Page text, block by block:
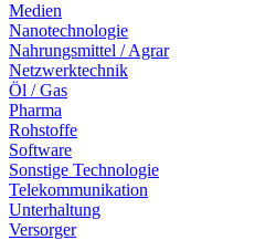
Medien
Nanotechnologie
Nahrungsmittel / Agrar
Netzwerktechnik
Öl / Gas
Pharma
Rohstoffe
Software
Sonstige Technologie
Telekommunikation
Unterhaltung
Versorger